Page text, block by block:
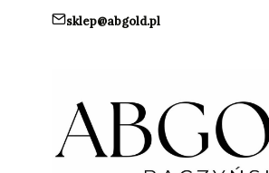
sklep@abgold.pl